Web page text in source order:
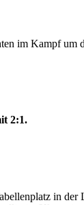
im Kampf um
2:1.
in